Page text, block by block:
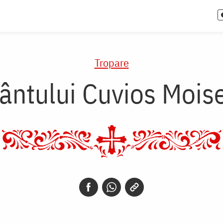
Tropare
Cuvios